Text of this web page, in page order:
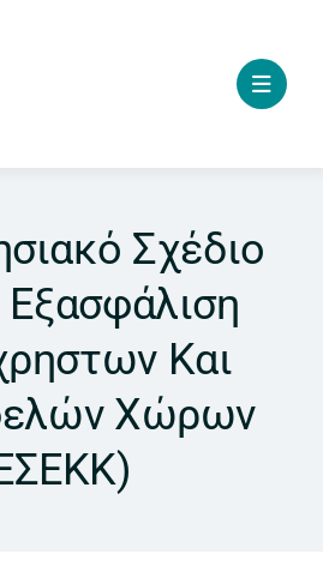
Σχέδιο
Εξασφάλιση
Και
Χώρων